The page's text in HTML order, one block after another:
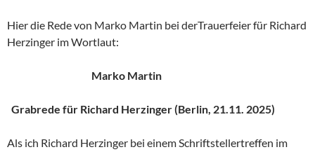
Hier die Rede von Marko Martin bei derTrauerfeier für Richard
Herzinger im Wortlaut:
Marko Martin
Grabrede für Richard Herzinger (Berlin, 21.11. 2025)
Als ich Richard Herzinger bei einem Schriftstellertreffen im